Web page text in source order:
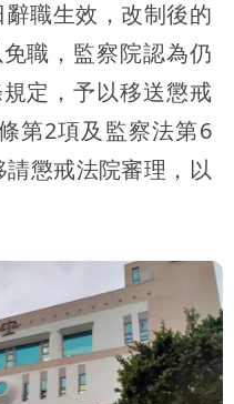
職生效，改制後的
職，監察院認為仍
定，予以移送懲戒
第2項及監察法第6
懲戒法院審理，以